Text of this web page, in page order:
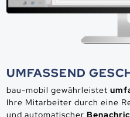
UMFASSEND
bau-mobil gewährleistet
Ihre Mitarbeiter durch eine
und automatischer